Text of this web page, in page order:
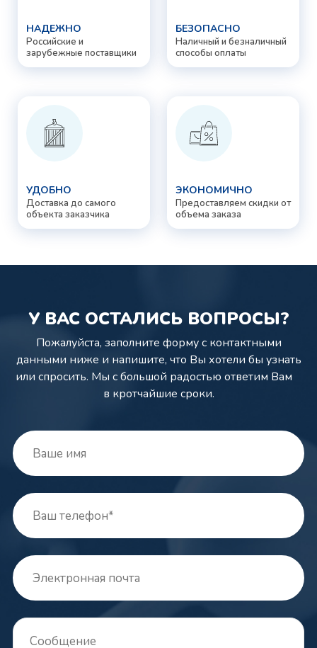
НАДЕЖНО
Российские и
зарубежные поставщики
БЕЗОПАСНО
Наличный и безналичный
способы оплаты
УДОБНО
Доставка до самого
объекта заказчика
ЭКОНОМИЧНО
Предоставляем скидки от
объема заказа
У ВАС ОСТАЛИСЬ ВОПРОСЫ?
Пожалуйста, заполните форму с контактными
данными ниже и напишите, что Вы хотели бы узнать
или спросить. Мы с большой радостью ответим Вам
в кротчайшие сроки.